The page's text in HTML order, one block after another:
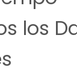
los